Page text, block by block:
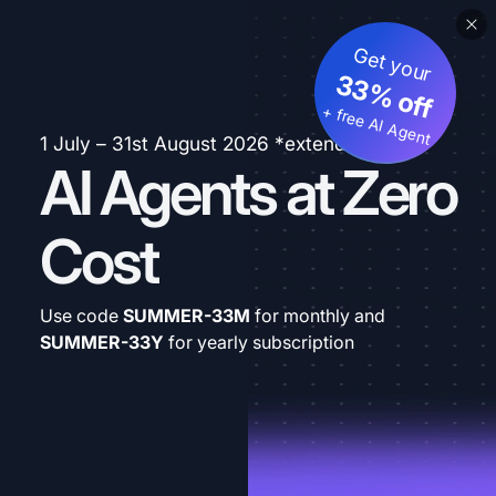
1 July – 31st August 2026 *extended
AI Agents at Zero
Cost
Get your
33% off
+ free AI Agent
Use code SUMMER-33M for monthly and
SUMMER-33Y for yearly subscription